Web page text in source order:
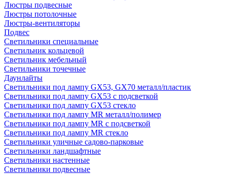
Люстры подвесные
Люстры потолочные
Люстры-вентиляторы
Подвес
Светильники специальные
Светильник кольцевой
Светильник мебельный
Светильники точечные
Даунлайты
Светильники под лампу GX53, GX70 металл/пластик
Светильники под лампу GX53 с подсветкой
Светильники под лампу GX53 стекло
Светильники под лампу MR металл/полимер
Светильники под лампу MR с подсветкой
Светильники под лампу MR стекло
Светильники уличные садово-парковые
Светильники ландшафтные
Светильники настенные
Светильники подвесные